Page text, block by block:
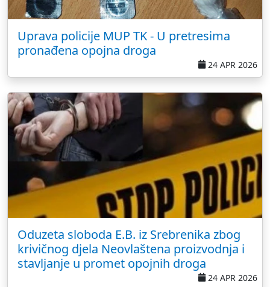
Uprava policije MUP TK - U pretresima
pronađena opojna droga
24 APR 2026
Oduzeta sloboda E.B. iz Srebrenika zbog
krivičnog djela Neovlaštena proizvodnja i
stavljanje u promet opojnih droga
24 APR 2026